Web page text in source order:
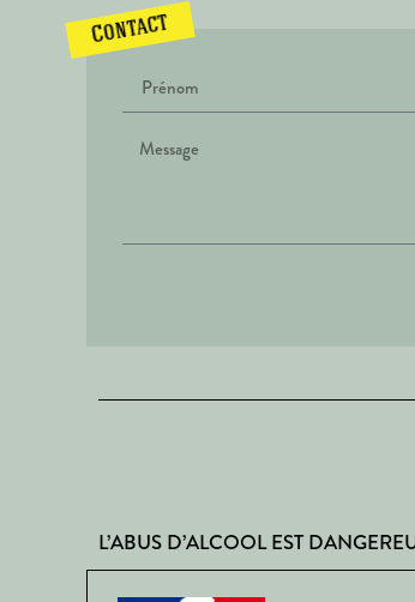
Contact
L’ABUS D’ALCOOL EST